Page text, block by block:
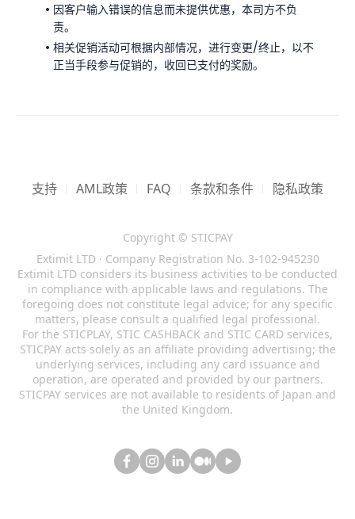
因客户输入错误的信息而未提供优惠，本司方不负
责。
相关促销活动可根据内部情况，进行变更/终止，以不
正当手段参与促销的，收回已支付的奖励。
支持 AML政策 FAQ 条款和条件 隐私政策
Copyright © STICPAY
Extimit LTD · Company Registration No. 3-102-945230
Extimit LTD considers its business activities to be conducted
in compliance with applicable laws and regulations. The
foregoing does not constitute legal advice; for any specific
matters, please consult a qualified legal professional.
For the STICPLAY, STIC CASHBACK and STIC CARD services,
STICPAY acts solely as an affiliate providing advertising; the
underlying services, including any card issuance and
operation, are operated and provided by our partners.
STICPAY services are not available to residents of Japan and
the United Kingdom.